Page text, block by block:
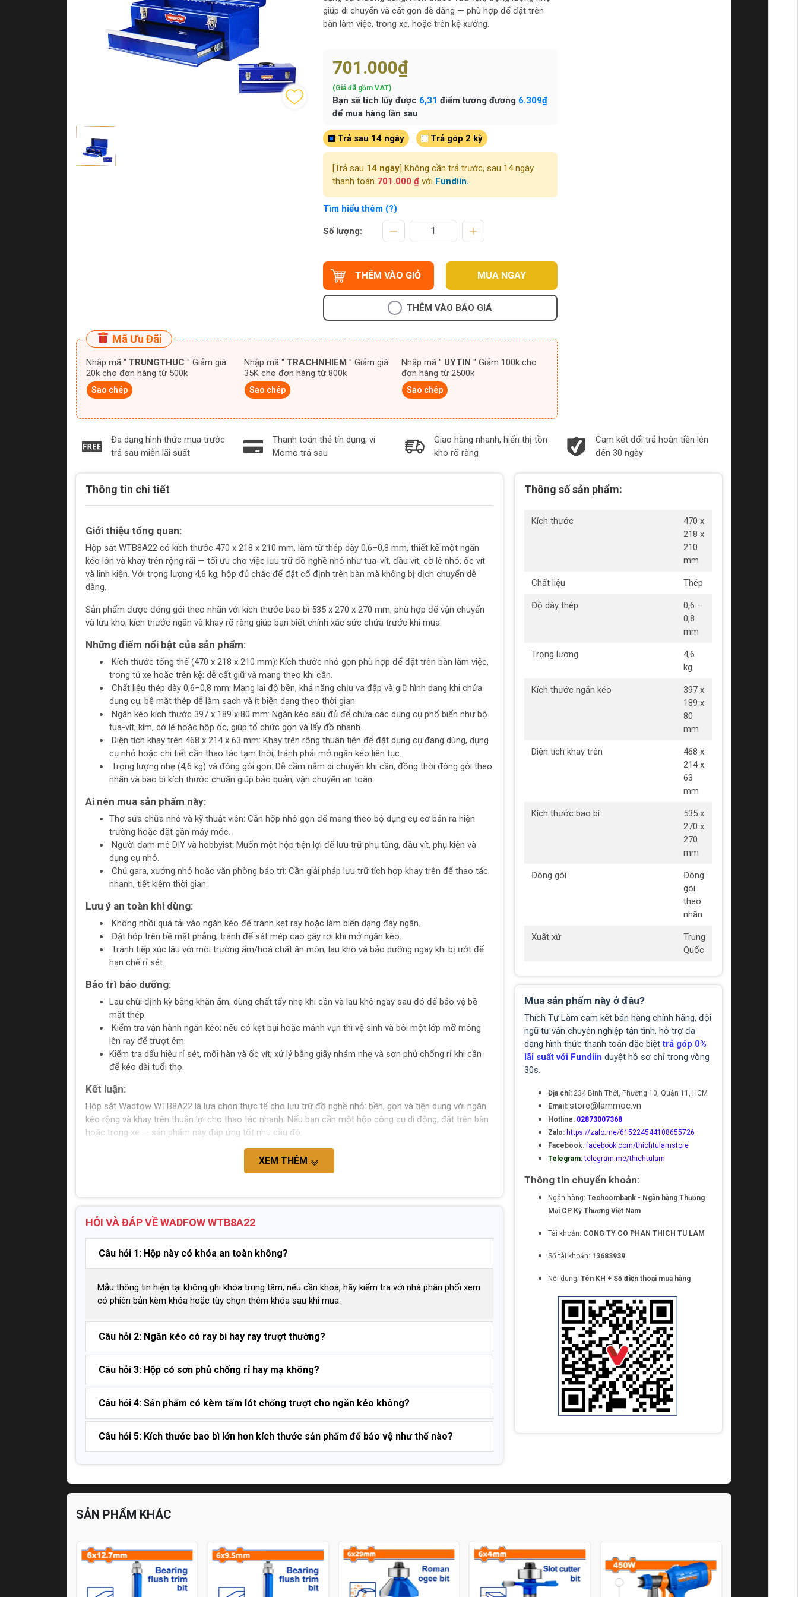
giúp di chuyển và cất gọn dễ dàng — phù hợp để đặt trên
bàn làm việc, trong xe, hoặc trên kệ xưởng.
701.000₫
(Giá đã gồm VAT)
Bạn sẽ tích lũy được 6,31 điểm tương đương 6.309₫
để mua hàng lần sau
Trả sau 14 ngày Trả góp 2 kỳ
[Trả sau 14 ngày] Không cần trả trước, sau 14 ngày
thanh toán 701.000 ₫với Fundiin.
Tìm hiểu thêm (?)
Số lượng:
THÊM VÀO GIỎ MUA NGAY
THÊM VÀO BÁO GIÁ
Mã Ưu Đãi
Nhập mã " TRUNGTHUC " Giảm giá
20k cho đơn hàng từ 500k
Sao chép
Nhập mã " TRACHNHIEM " Giảm giá
35K cho đơn hàng từ 800k
Sao chép
Nhập mã " UYTIN " Giảm 100k cho
đơn hàng từ 2500k
Sao chép
Đa dạng hình thức mua trước
trả sau miễn lãi suất
Thanh toán thẻ tín dụng, ví
Momo trả sau
Giao hàng nhanh, hiển thị tồn
kho rõ ràng
Cam kết đổi trả hoàn tiền lên
đến 30 ngày
Thông tin chi tiết
Giới thiệu tổng quan:
Hộp sắt WTB8A22 có kích thước 470 x 218 x 210 mm, làm từ thép dày 0,6–0,8 mm, thiết kế một ngăn
kéo lớn và khay trên rộng rãi — tối ưu cho việc lưu trữ đồ nghề nhỏ như tua-vít, đầu vít, cờ lê nhỏ, ốc vít
và linh kiện. Với trọng lượng 4,6 kg, hộp đủ chắc để đặt cố định trên bàn mà không bị dịch chuyển dễ
dàng.
Sản phẩm được đóng gói theo nhãn với kích thước bao bì 535 x 270 x 270 mm, phù hợp để vận chuyển
và lưu kho; kích thước ngăn và khay rõ ràng giúp bạn biết chính xác sức chứa trước khi mua.
Những điểm nổi bật của sản phẩm:
Kích thước tổng thể (470 x 218 x 210 mm): Kích thước nhỏ gọn phù hợp để đặt trên bàn làm việc,
trong tủ xe hoặc trên kệ; dễ cất giữ và mang theo khi cần.
Chất liệu thép dày 0,6–0,8 mm: Mang lại độ bền, khả năng chịu va đập và giữ hình dạng khi chứa
dụng cụ; bề mặt thép dễ làm sạch và ít biến dạng theo thời gian.
Ngăn kéo kích thước 397 x 189 x 80 mm: Ngăn kéo sâu đủ để chứa các dụng cụ phổ biến như bộ
tua-vít, kìm, cờ lê hoặc hộp ốc, giúp tổ chức gọn và lấy đồ nhanh.
Diện tích khay trên 468 x 214 x 63 mm: Khay trên rộng thuận tiện để đặt dụng cụ đang dùng, dụng
cụ nhỏ hoặc chi tiết cần thao tác tạm thời, tránh phải mở ngăn kéo liên tục.
Trọng lượng nhẹ (4,6 kg) và đóng gói gọn: Dễ cầm nắm di chuyển khi cần, đồng thời đóng gói theo
nhãn và bao bì kích thước chuẩn giúp bảo quản, vận chuyển an toàn.
Ai nên mua sản phẩm này:
Thợ sửa chữa nhỏ và kỹ thuật viên: Cần hộp nhỏ gọn để mang theo bộ dụng cụ cơ bản ra hiện
trường hoặc đặt gần máy móc.
Người đam mê DIY và hobbyist: Muốn một hộp tiện lợi để lưu trữ phụ tùng, đầu vít, phụ kiện và
dụng cụ nhỏ.
Chủ gara, xưởng nhỏ hoặc văn phòng bảo trì: Cần giải pháp lưu trữ tích hợp khay trên để thao tác
nhanh, tiết kiệm thời gian.
Lưu ý an toàn khi dùng:
Không nhồi quá tải vào ngăn kéo để tránh kẹt ray hoặc làm biến dạng đáy ngăn.
Đặt hộp trên bề mặt phẳng, tránh để sát mép cao gây rơi khi mở ngăn kéo.
Tránh tiếp xúc lâu với môi trường ẩm/hoá chất ăn mòn; lau khô và bảo dưỡng ngay khi bị ướt để
hạn chế rỉ sét.
Bảo trì bảo dưỡng:
Lau chùi định kỳ bằng khăn ẩm, dùng chất tẩy nhẹ khi cần và lau khô ngay sau đó để bảo vệ bề
mặt thép.
Kiểm tra vận hành ngăn kéo; nếu có kẹt bụi hoặc mảnh vụn thì vệ sinh và bôi một lớp mỡ mỏng
lên ray để trượt êm.
Kiểm tra dấu hiệu rỉ sét, mối hàn và ốc vít; xử lý bằng giấy nhám nhẹ và sơn phủ chống rỉ khi cần
để kéo dài tuổi thọ.
Kết luận:
Hộp sắt Wadfow WTB8A22 là lựa chọn thực tế cho lưu trữ đồ nghề nhỏ: bền, gọn và tiện dụng với ngăn
kéo rộng và khay trên thuận lợi cho thao tác nhanh. Nếu bạn cần một hộp công cụ di động, đặt trên bàn
hoặc trong xe — sản phẩm này đáp ứng tốt nhu cầu đó.
XEM THÊM
HỎI VÀ ĐÁP VỀ WADFOWWTB8A22
Câu hỏi 1: Hộp này có khóa an toàn không?
Mẫu thông tin hiện tại không ghi khóa trung tâm; nếu cần khoá, hãy kiểm tra với nhà phân phối xem
có phiên bản kèm khóa hoặc tùy chọn thêm khóa sau khi mua.
Câu hỏi 2: Ngăn kéo có ray bi hay ray trượt thường?
Câu hỏi 3: Hộp có sơn phủ chống rỉ hay mạ không?
Câu hỏi 4: Sản phẩm có kèm tấm lót chống trượt cho ngăn kéo không?
Câu hỏi 5: Kích thước bao bì lớn hơn kích thước sản phẩm để bảo vệ như thế nào?
Thông số sản phẩm:
Kích thước
470 x
218 x
210
mm
Chất liệu Thép
Độ dày thép
0,6 –
0,8
mm
Trọng lượng
4,6
kg
Kích thước ngăn kéo
397 x
189 x
80
mm
Diện tích khay trên
468 x
214 x
63
mm
Kích thước bao bì
535 x
270 x
270
mm
Đóng gói
Đóng
gói
theo
nhãn
Xuất xứ
Trung
Quốc
Mua sản phẩm này ở đâu?
Thích Tự Làm cam kết bán hàng chính hãng, đội
ngũ tư vấn chuyên nghiệp tận tình, hỗ trợ đa
dạng hình thức thanh toán đặc biệttrả góp 0%
lãi suất với Fundiin duyệt hồ sơ chỉ trong vòng
30s.
Địa chỉ: 234 Bình Thới, Phường 10, Quận 11, HCM
Email: store@lammoc.vn
Hotline: 02873007368
Zalo: https://zalo.me/615224544108655726
Facebook:facebook.com/thichtulamstore
Telegram: telegram.me/thichtulam
Thông tin chuyển khoản:
Ngân hàng: Techcombank - Ngân hàng Thương
Mại CP Kỹ Thương Việt Nam
Tài khoản: CONG TY CO PHAN THICH TU LAM
Số tài khoản: 13683939
Nội dung: Tên KH + Số điện thoại mua hàng
SẢN PHẨM KHÁC